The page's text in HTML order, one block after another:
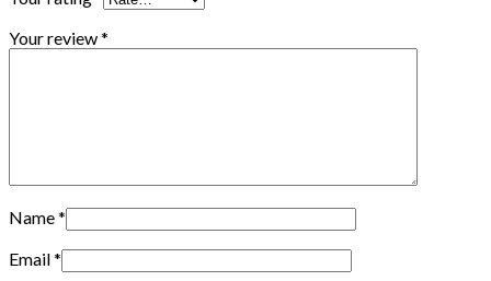
Your review*
Name*
Email*